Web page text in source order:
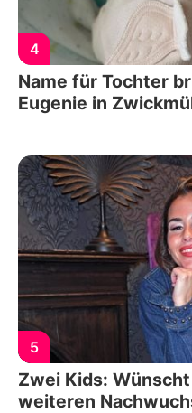
4
Name für Tochter
Eugenie in
5
Zwei Kids:
weiteren